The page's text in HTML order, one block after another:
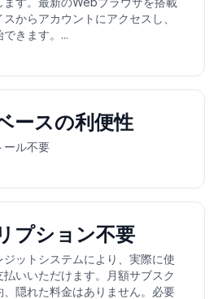
からアカウントにアクセスし、
きます。...
ースの利便性
ール不要
プション不要
ットシステムにより、実際に使
払いいただけます。月額サブスク
、隠れた料金はありません。必要